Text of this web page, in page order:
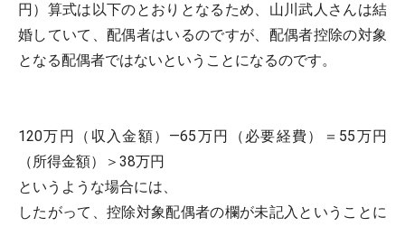
円）算式は以下のとおりとなるため、山川武人さんは結
婚していて、配偶者はいるのですが、配偶者控除の対象
となる配偶者ではないということになるのです。
120万円（収入金額）―65万円（必要経費）＝55万円
（所得金額）＞38万円
というような場合には、
したがって、控除対象配偶者の欄が未記入ということに